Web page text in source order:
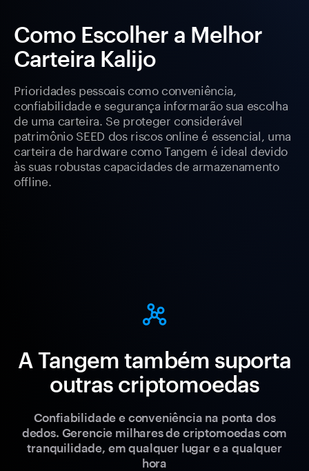
Como Escolher a Melhor
Carteira Kalijo
Prioridades pessoais como conveniência,
confiabilidade e segurança informarão sua escolha
de uma carteira. Se proteger considerável
patrimônio SEED dos riscos online é essencial, uma
carteira de hardware como Tangem é ideal devido
às suas robustas capacidades de armazenamento
offline.
A Tangem também suporta
outras criptomoedas
Confiabilidade e conveniência na ponta dos
dedos. Gerencie milhares de criptomoedas com
tranquilidade, em qualquer lugar e a qualquer
hora